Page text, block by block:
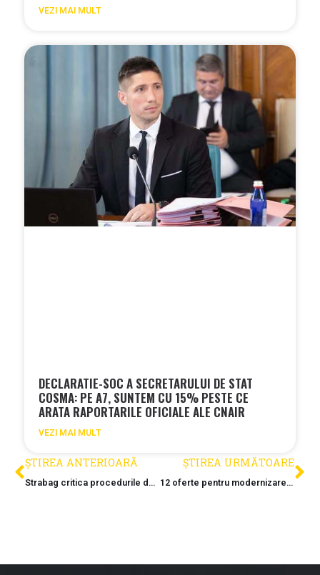
VEZI MAI MULT
DECLARATIE-SOC A SECRETARULUI DE STAT
COSMA: PE A7, SUNTEM CU 15% PESTE CE
ARATA RAPORTARILE OFICIALE ALE CNAIR
VEZI MAI MULT
ȘTIREA ANTERIOARĂ
Strabag critica procedurile de licitatie
ȘTIREA URMĂTOARE
12 oferte pentru modernizarea DJ 546